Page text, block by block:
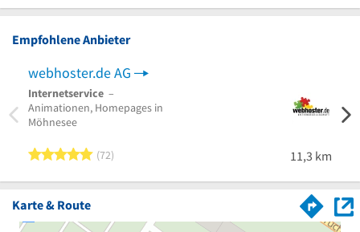
Empfohlene Anbieter
webhoster.de AG
Internetservice –
Animationen, Homepages in
Möhnesee
5 von 5 Sternen
72 11,3 km
Karte & Route